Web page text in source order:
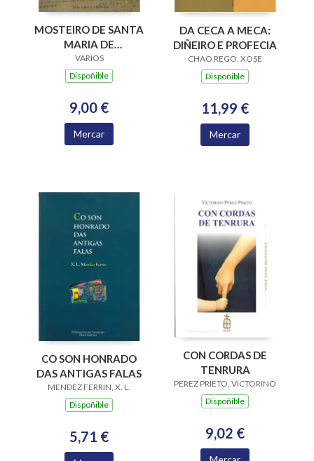
MOSTEIRO DE SANTA
MARIA DE
XUNQUEIRA DE
ESPADANEDO SXII-
VARIOS
Dispoñible
9,00 €
Mercar
DA CECA A MECA:
DIÑEIRO E PROFECIA
CHAO REGO, XOSE
Dispoñible
11,99 €
Mercar
CO SON HONRADO
DAS ANTIGAS FALAS
MENDEZ FERRIN, X. L.
Dispoñible
5,71 €
CON CORDAS DE
TENRURA
PEREZ PRIETO, VICTORINO
Dispoñible
9,02 €